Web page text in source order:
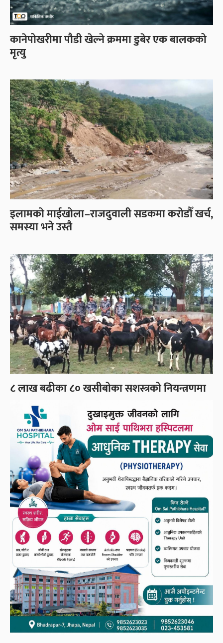
कानेपोखरीमा पौडी खेल्ने क्रममा डुबेर एक बालकको
मृत्यु
इलामको माईखोला–राजदुवाली सडकमा करोडौँ खर्च,
समस्या भने उस्तै
८ लाख बढीका ८० खसीबोका सशस्त्रको नियन्त्रणमा